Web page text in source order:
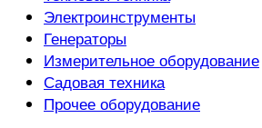
Электроинструменты
Генераторы
Измерительное оборудование
Садовая техника
Прочее оборудование